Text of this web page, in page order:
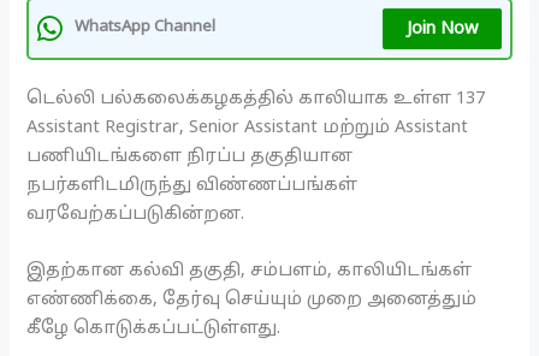
WhatsApp Channel Join Now
டெல்லி பல்கலைக்கழகத்தில் காலியாக உள்ள 137
Assistant Registrar, Senior Assistant மற்றும் Assistant
பணியிடங்களை நிரப்ப தகுதியான
நபர்களிடமிருந்து விண்ணப்பங்கள்
வரவேற்கப்படுகின்றன.
இதற்கான கல்வி தகுதி, சம்பளம், காலியிடங்கள்
எண்ணிக்கை, தேர்வு செய்யும் முறை அனைத்தும்
கீழே கொடுக்கப்பட்டுள்ளது.